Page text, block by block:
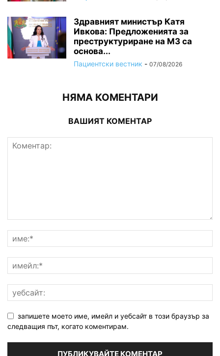
Здравният министър Катя
Ивкова: Предложенията за
преструктуриране на МЗ са
основа...
Пациентски вестник - 07/08/2026
НЯМА КОМЕНТАРИ
ВАШИЯТ КОМЕНТАР
запишете моето име, имейл и уебсайт в този браузър за
следващия път, когато коментирам.